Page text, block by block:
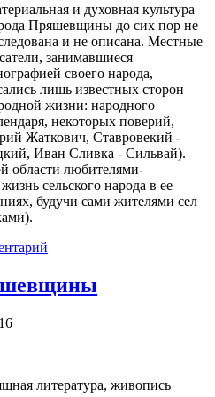
и духовная культура
Пряшевщины до сих пор не
и не описана. Местные
занимавшиеся
своего народа,
лишь известных сторон
жизни: народного
некоторых поверий,
Жаткович, Ставровекий -
Иван Сливка - Сильвай).
области любителями-
сельского народа в ее
будучи сами жителями сел
литература, живопись